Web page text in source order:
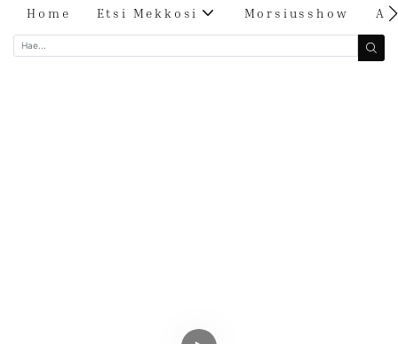
Home Etsi Mekkosi Morsiusshow